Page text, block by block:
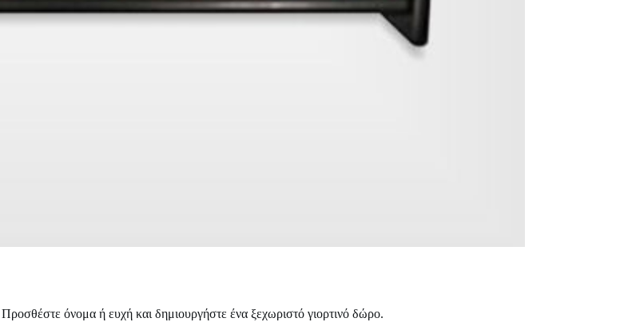
όνομα ή ευχή και δημιουργήστε ένα ξεχωριστό γιορτινό δώρο.